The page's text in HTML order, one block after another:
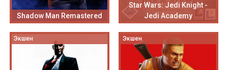
Shadow Man Remastered
Star Wars: Jedi Knight -
Jedi Academy
Экшен Экшен